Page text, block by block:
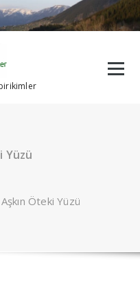
Yüzü
Aşkın Öteki Yüzü